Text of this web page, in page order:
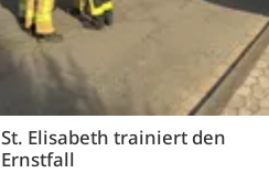
St. Elisabeth trainiert den
Ernstfall